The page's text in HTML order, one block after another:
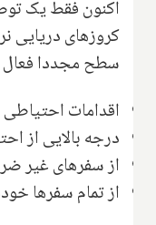
اکنون فقط یک
کروزهای دریایی
سطح مجددا فعال
اقدامات
درجه بالایی از
از سفرهای غیر
از تمام سفرها